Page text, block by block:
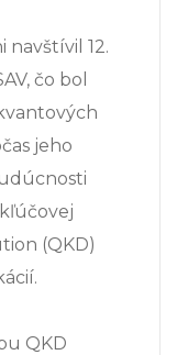
navštívil 12.
čo bol
jeho
(QKD)
QKD